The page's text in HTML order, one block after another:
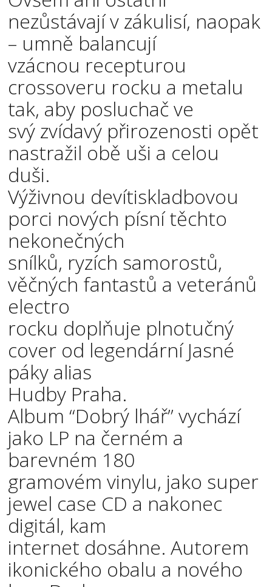
nezůstávají v zákulisí, naopak
– umně balancují
vzácnou recepturou
crossoveru rocku a metalu
tak, aby posluchač ve
svý zvídavý přirozenosti opět
nastražil obě uši a celou
duši.
Výživnou devítiskladbovou
porci nových písní těchto
nekonečných
snílků, ryzích samorostů,
věčných fantastů a veteránů
electro
rocku doplňuje plnotučný
cover od legendární Jasné
páky alias
Hudby Praha.
Album “Dobrý lhář” vychází
jako LP na černém a
barevném 180
gramovém vinylu, jako super
jewel case CD a nakonec
digitál, kam
internet dosáhne. Autorem
ikonického obalu a nového